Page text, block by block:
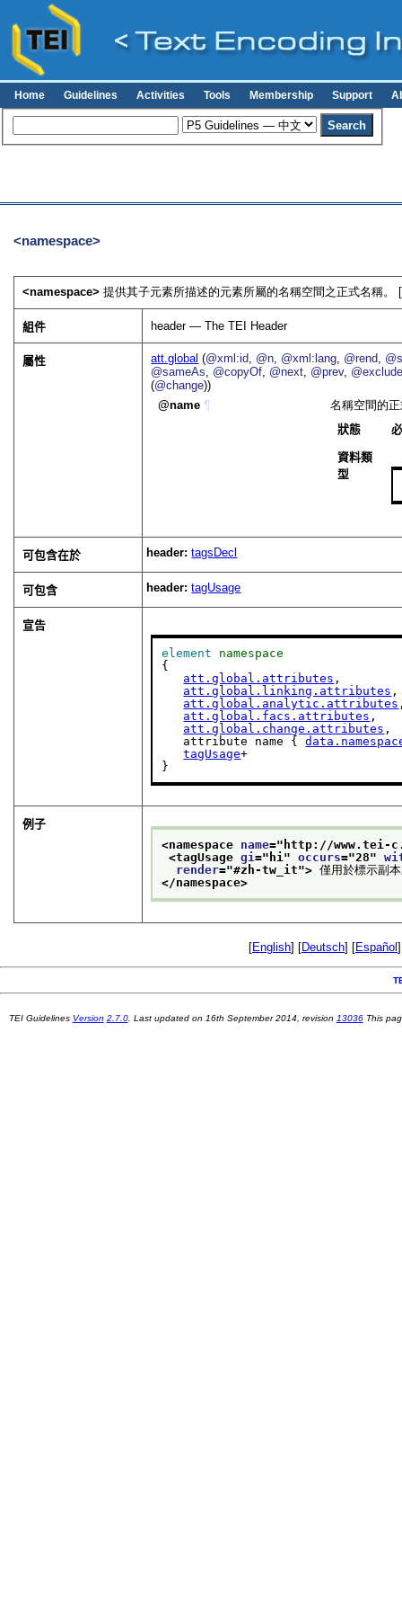
Home Guidelines Activities Tools Membership Support
<namespace>
<namespace>提供其子元素所描述的元素所屬的名稱空間之正式名稱。 [
組件 header — The TEI Header
屬性 att.global (@xml:id @n @xml:lang @rend
@sameAs
@copyOf @next @prev,
(@change))
name ¶
名稱空間的
狀態
資料類
型
可包含在於 header:tagsDecl
可包含 header:tagUsage
宣告
element
namespace
{
att.global.attributes ,
att.global.linking.attributes ,
att.global.analytic.attributes
att.global.facs.attributes ,
att.global.change.attributes ,
   attribute name {
tagUsage+
}
例子
<namespace name=" http://www.tei-
<tagUsage gi=" hi" occurs="28"
render="#zh-tw_it"> 僅用於標示副
</namespace>
[English] [Deutsch] [Español
TEI Guidelines Version 2.7.0. Last updated on 16th September 2014 , revision 13036This